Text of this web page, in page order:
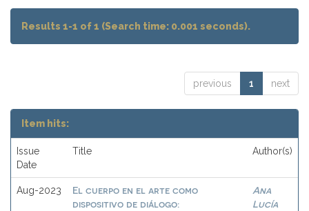
Results 1-1 of 1 (Search time: 0.001 seconds).
previous 1 next
Item hits:
Issue
Date
Title Author(s)
Aug-2023
El cuerpo en el arte como
dispositivo de diálogo:
Ana
Lucía